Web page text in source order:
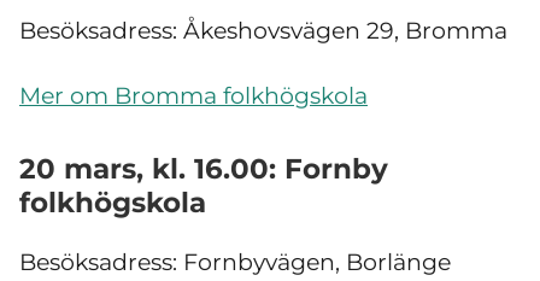
Besöksadress: Åkeshovsvägen 29, Bromma
Mer om Bromma folkhögskola
20 mars, kl. 16.00: Fornby
folkhögskola
Besöksadress: Fornbyvägen, Borlänge